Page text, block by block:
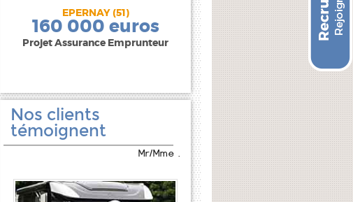
EPERNAY (51)
160 000 euros
Projet Assurance Emprunteur
240 000 euros
Nos clients
témoignent
Mr/Mme .